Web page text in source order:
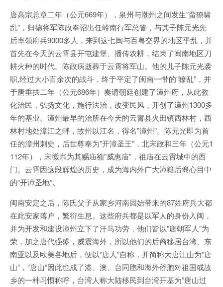
唐高宗总章二年（公元669年），泉州与潮州之间发生”蛮獠啸
乱”，归德将军陈政奉诏出任岭南行军总管，与其子陈元光先
后率领府兵9000多人，来到这七闽与百粤交界的地区平乱，并
首先在今天的云霄县开屯建堡、播传农耕，结束了闽南地区刀
耕火种的时代。陈政病逝葬于云霄将军山。他的儿子陈元光袭
职,经过大小百余次的战斗，终于平定了闽南一带的”獠乱”，并
于唐垂拱二年（公元686年）奏请朝廷创建了漳州府，从此教
化治民，弘扬文化，施行法治，改变民风，开创了漳州1300多
年的基业。漳州最早的治所在今天的云霄县火田镇西林村，西
林村地处漳江之畔，故州以江名，得名”漳州”。陈元光即为首
任的漳州刺史，后世尊奉为”开漳圣王”，北宋政和三年（公元1
112年），宋徽宗为其赐庙额”威惠庙”，祖庙在云霄城中的西
门。云霄因这段辉煌的历史，成为海内外广大漳籍后裔心目中
的”开漳圣地”。
闽南安定之后，陈氏父子从家乡河南固始带来的87姓府兵大都
在此安家落户，繁衍生息。这些府兵都是以军人的身份入闽，
并为开发和建设漳州立下了汗马功劳，他们皆以”唐朝军人”为
荣，加之唐代强盛，威震海外，所以他们的后裔移居台湾、东
南亚以及欧美各地后，便以”唐人”自称，并简称大唐江山为”唐
山”，”唐山”因此也成了港、澳、台同胞和海外侨胞对祖国或故
乡的一种习惯称呼，台湾人称大陆移民到台湾开基为”唐山过